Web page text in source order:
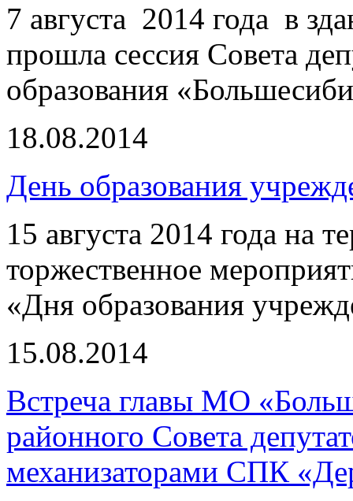
7 августа 2014 года в
прошла сессия Совета
образования
18.08.2014
День образования
15 августа 2014 года на
торжественное
«Дня образования
15.08.2014
Встреча главы МО
районного Совета
механизаторами СПК